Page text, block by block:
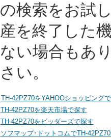
の検索をお試
産を終了した
ない場合もあ
さい。
TH-42PZ70をYAHOOショッピング
TH-42PZ70を楽天市場で探す
TH-42PZ70をビッダーズで探す
ソフマップ･ドットコムでTH-